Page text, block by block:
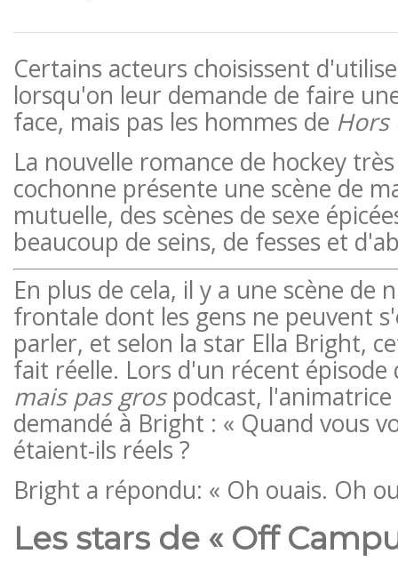
Certains acteurs choisissent
lorsqu'on leur demande de faire
face, mais pas les hommes de Hors
La nouvelle romance de hockey
cochonne présente une scène de
mutuelle, des scènes de sexe
beaucoup de seins, de fesses et
En plus de cela, il y a une scène de
frontale dont les gens ne peuvent
parler, et selon la star Ella Bright,
fait réelle. Lors d'un récent épisode
mais pas grospodcast, l'animatrice
demandé à Bright : « Quand vous
étaient-ils réels ?
Bright a répondu: « Oh ouais. Oh
Les stars de « Off